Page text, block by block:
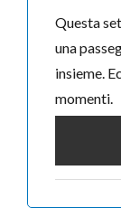
Questa
una
insieme.
momenti.